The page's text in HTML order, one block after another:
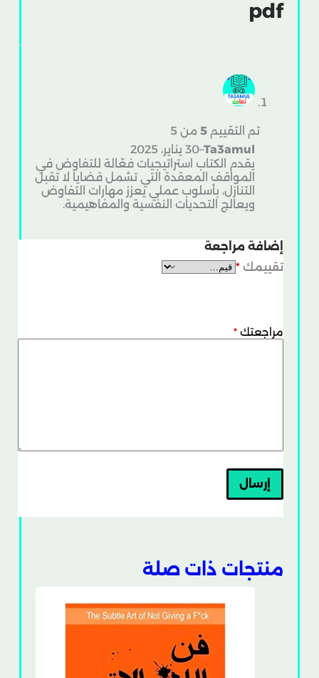
pdf
تم التقييم5 من 5
Ta3amul
–30 يناير، 2025
يقدم الكتاب استراتيجيات فعّالة للتفاوض في
المواقف المعقدة التي تشمل قضايا لا تقبل
التنازل، بأسلوب عملي يعزز مهارات التفاوض
ويعالج التحديات النفسية والمفاهيمية.
إضافة مراجعة
تقييمك *
مراجعتك *
إرسال
منتجات ذات صلة